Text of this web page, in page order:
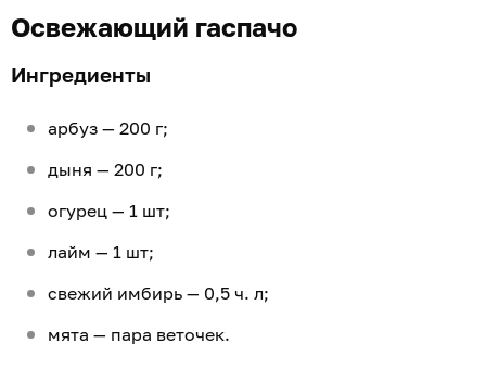
Освежающий гаспачо
Ингредиенты
арбуз — 200 г;
дыня — 200 г;
огурец — 1 шт;
лайм — 1 шт;
свежий имбирь — 0,5 ч. л;
мята — пара веточек.